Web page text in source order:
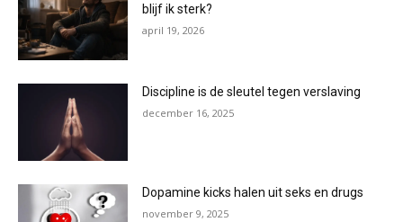
blijf ik sterk?
april 19, 2026
Discipline is de sleutel tegen verslaving
december 16, 2025
Dopamine kicks halen uit seks en drugs
november 9, 2025